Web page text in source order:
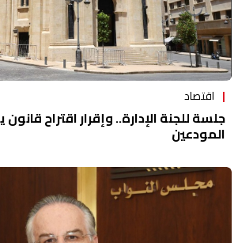
اقتصاد
جلسة للجنة الإدارة.. وإقرار اقتراح
المودعين